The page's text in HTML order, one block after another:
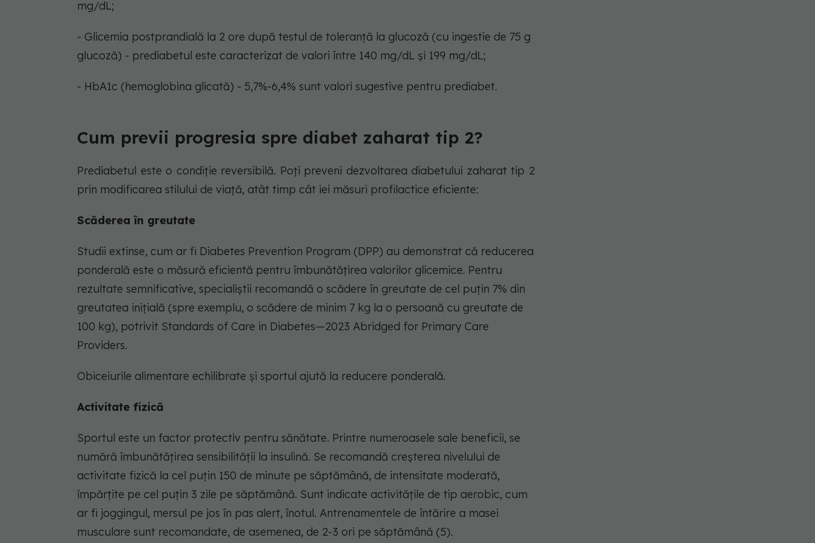
mg/dL;
- Glicemia postprandială la 2 ore după testul de toleranță la glucoză (cu ingestie de 75 g
glucoză) - prediabetul este caracterizat de valori între 140 mg/dL și 199 mg/dL;
- HbA1c (hemoglobina glicată) - 5,7%-6,4% sunt valori sugestive pentru prediabet.
Cum previi progresia spre diabet zaharat tip 2?
Prediabetul este o condiție reversibilă. Poți preveni dezvoltarea diabetului zaharat tip 2
prin modificarea stilului de viață, atât timp cât iei măsuri profilactice eficiente:
Scăderea în greutate
Studii extinse, cum ar fi Diabetes Prevention Program (DPP) au demonstrat că reducerea
ponderală este o măsură eficientă pentru îmbunătățirea valorilor glicemice. Pentru
rezultate semnificative, specialiștii recomandă o scădere în greutate de cel puțin 7% din
greutatea inițială (spre exemplu, o scădere de minim 7 kg la o persoană cu greutate de
100 kg), potrivit Standards of Care in Diabetes—2023 Abridged for Primary Care
Providers.
Obiceiurile alimentare echilibrate și sportul ajută la reducere ponderală.
Activitate fizică
Sportul este un factor protectiv pentru sănătate. Printre numeroasele sale beneficii, se
numără îmbunătățirea sensibilității la insulină. Se recomandă creșterea nivelului de
activitate fizică la cel puțin 150 de minute pe săptămână, de intensitate moderată,
împărțite pe cel puțin 3 zile pe săptămână. Sunt indicate activitățile de tip aerobic, cum
ar fi joggingul, mersul pe jos în pas alert, înotul. Antrenamentele de întărire a masei
musculare sunt recomandate, de asemenea, de 2-3 ori pe săptămână (5).